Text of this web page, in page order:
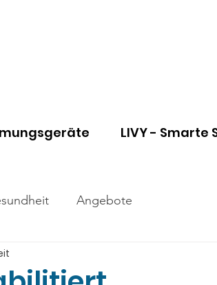
LIVY - Smarte
Angebote